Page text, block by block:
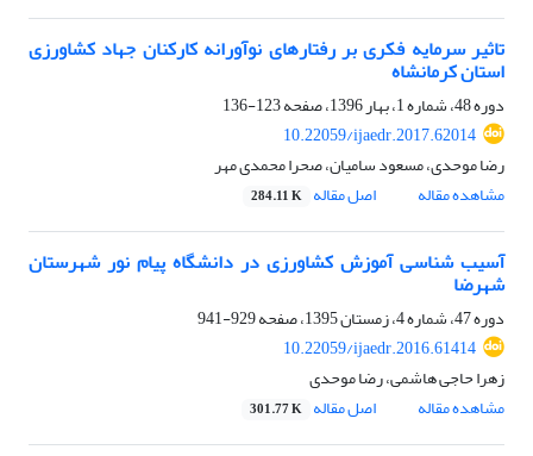
تاثیر سرمایه فکری بر رفتارهای نوآورانه کارکنان جهاد کشاورزی
استان کرمانشاه
دوره 48، شماره 1، بهار 1396، صفحه
123-136
10.22059/ijaedr.2017.62014
رضا موحدی، مسعود سامیان، صحرا محمدی مهر
مشاهده مقاله
اصل مقاله 284.11 K
آسیب شناسی آموزش کشاورزی در دانشگاه پیام نور شهرستان
شهرضا
دوره 47، شماره 4، زمستان 1395، صفحه
929-941
10.22059/ijaedr.2016.61414
زهرا حاجی هاشمی، رضا موحدی
مشاهده مقاله
اصل مقاله 301.77 K